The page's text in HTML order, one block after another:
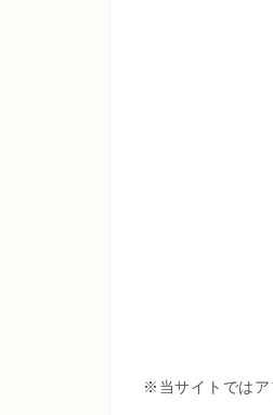
※当サイトではア